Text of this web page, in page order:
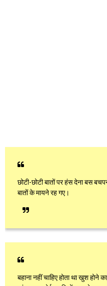
छोटी-छोटी बातों पर हंस देना बस
बातों के मायने रह गए।
बहाना नहीं चाहिए होता था खुश होने